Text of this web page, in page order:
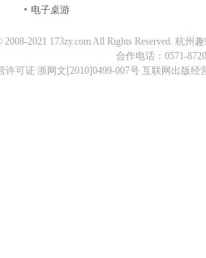
电子桌游
2008-2021 173zy.com All Rights Reserved. 杭
合作电话：0571-
许可证 浙网文[2010]0499-007号 互联网出版